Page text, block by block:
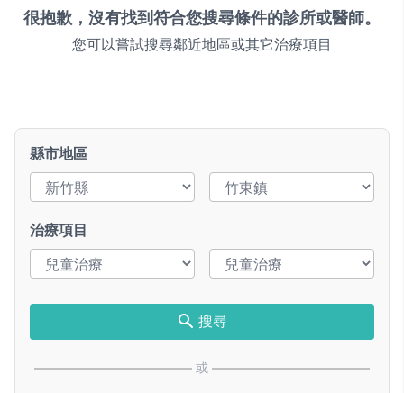
很抱歉，沒有找到符合您搜尋條件的診所或醫師。
您可以嘗試搜尋鄰近地區或其它治療項目
縣市地區
治療項目
搜尋
或